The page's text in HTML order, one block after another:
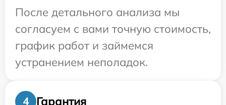
После детального анализа мы
согласуем с вами точную стоимость,
график работ и займемся
устранением неполадок.
4
Гарантия